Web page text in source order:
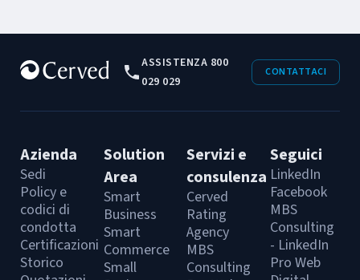
ASSISTENZA 800
029 029
CONTATTACI
Azienda
Sedi
Policy e
codici di
condotta
Certificazioni
Storico
Solution
Area
Smart
Business
Smart
Commerce
Small
Servizi e
consulenza
Cerved
Rating
Agency
MBS
Consulting
Seguici
LinkedIn
Facebook
MBS
Consulting
- LinkedIn
Pro Web